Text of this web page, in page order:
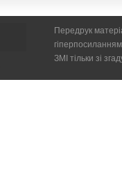
Передрук
ЗМІ тільки зі